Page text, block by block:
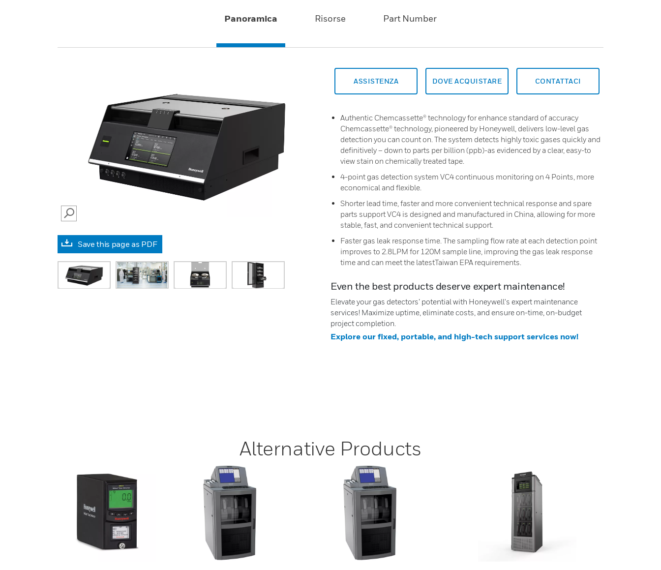
Panoramica Risorse Part Number
SEARCH
Save this page as PDF
ASSISTENZA DOVE ACQUISTARE CONTATTACI
Authentic Chemcassette® technology for enhance standard of accuracy
Chemcassette® technology, pioneered by Honeywell, delivers low-level gas
detection you can count on. The system detects highly toxic gases quickly and
definitively – down to parts per billion (ppb)-as evidenced by a clear, easy-to
view stain on chemically treated tape.
4-point gas detection system VC4 continuous monitoring on 4 Points, more
economical and flexible.
Shorter lead time, faster and more convenient technical response and spare
parts support VC4 is designed and manufactured in China, allowing for more
stable, fast, and convenient technical support.
Faster gas leak response time. The sampling flow rate at each detection point
improves to 2.8LPM for 120M sample line, improving the gas leak response
time and can meet the latestTaiwan EPA requirements.
Even the best products deserve expert maintenance!
Elevate your gas detectors’ potential with Honeywell's expert maintenance
services! Maximize uptime, eliminate costs, and ensure on-time, on-budget
project completion.
Explore our fixed, portable, and high-tech support services now!
Alternative Products